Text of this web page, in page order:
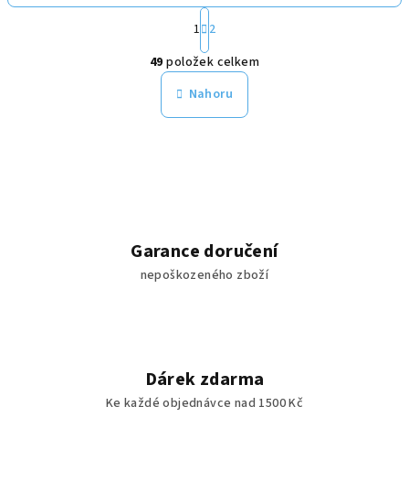
O
v
l
á
v
k
i
s
S
t
r
á
n
k
o
1 2
49 položek celkem
Nahoru
Garance doručení
nepoškozeného zboží
Dárek zdarma
Ke každé objednávce nad 1500 Kč